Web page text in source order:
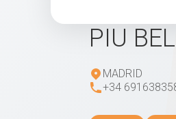
PIU
MADRID
+34